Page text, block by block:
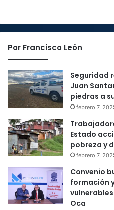
Por Francisco León
Seguridad
Juan
piedras a
febrero 7,
Estado
pobreza y
febrero 7,
Convenio
formación
Oca